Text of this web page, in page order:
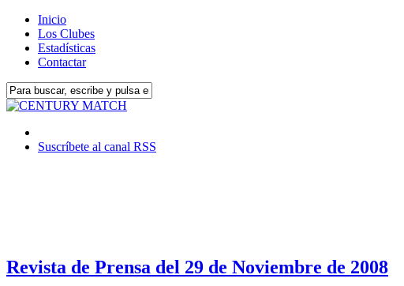
Inicio
Los Clubes
Estadísticas
Contactar
Suscríbete al canal RSS
Revista de Prensa del 29 de Noviembre de 2008